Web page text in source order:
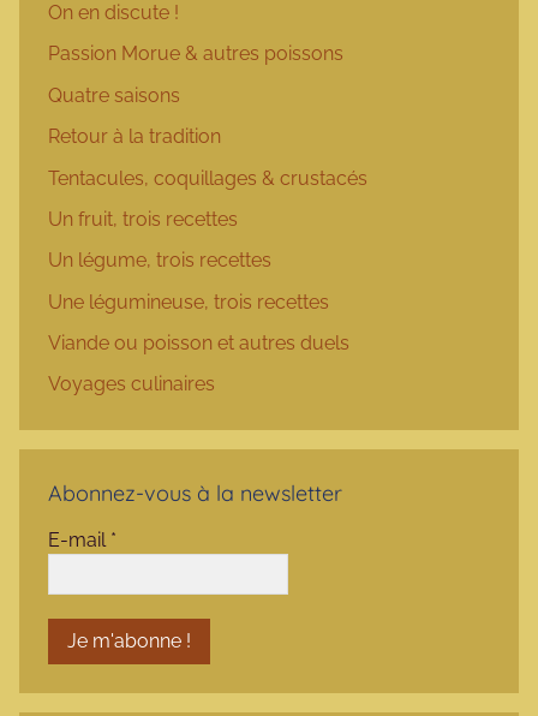
On en discute !
Passion Morue & autres poissons
Quatre saisons
Retour à la tradition
Tentacules, coquillages & crustacés
Un fruit, trois recettes
Un légume, trois recettes
Une légumineuse, trois recettes
Viande ou poisson et autres duels
Voyages culinaires
Abonnez-vous à la newsletter
E-mail *